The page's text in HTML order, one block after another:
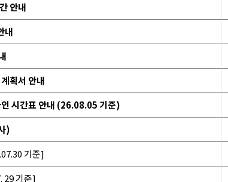
안내
내
획서 안내
시간표 안내 (26.08.05 기준)
)
기준]
29 기준]